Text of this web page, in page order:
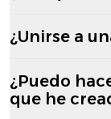
¿Unirse a
¿Puedo
que he